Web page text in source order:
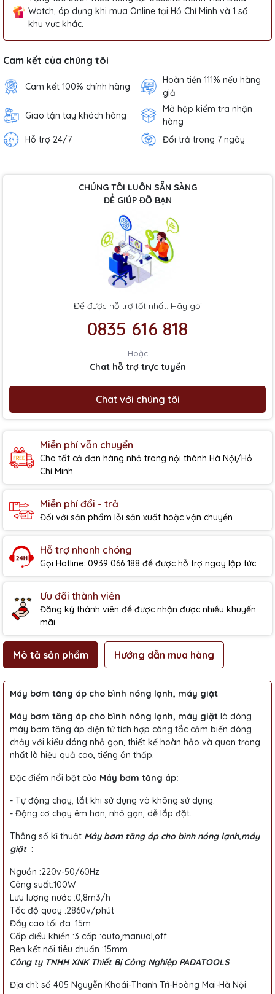
Watch, áp dụng khi mua Online tại Hồ Chí Minh và 1 số
khu vực khác.
Cam kết của chúng tôi
Cam kết 100% chính hãng
Hoàn tiền 111% nếu hàng
giả
Giao tận tay khách hàng
Mở hộp kiểm tra nhận
hàng
Hỗ trợ 24/7
Đổi trả trong 7 ngày
CHÚNG TÔI LUÔN SẴN SÀNG
ĐỂ GIÚP ĐỠ BẠN
Để được hỗ trợ tốt nhất. Hãy gọi
0835 616 818
Hoặc
Chat hỗ trợ trực tuyến
Chat với chúng tôi
Miễn phí vẫn chuyển
Cho tất cả đơn hàng nhỏ trong nội thành Hà Nội/Hồ
Chí Minh
Miễn phí đổi - trả
Đối với sản phẩm lỗi sản xuất hoặc vận chuyển
Hỗ trợ nhanh chóng
Gọi Hotline: 0939 066 188 để được hỗ trợ ngay lập tức
Ưu đãi thành viên
Đăng ký thành viên để được nhận được nhiều khuyến
mãi
Mô tả sản phẩm Hướng dẫn mua hàng
Máy bơm tăng áp cho bình nóng lạnh, máy giặt
Máy bơm tăng áp cho bình nóng lạnh, máy giặt là dòng
máy bơm tăng áp điện tử tích hợp công tắc cảm biến dòng
chảy với kiểu dáng nhỏ gọn, thiết kế hoàn hảo và quan trọng
nhất là hiệu quả cao, tiếng ồn thấp.
Đặc điểm nổi bật của Máy bơm tăng áp:
- Tự động chạy, tắt khi sử dụng và không sử dụng.
- Động cơ chạy êm hơn, nhỏ gọn, dễ lắp đặt.
Thông số kĩ thuật Máy bơm tăng áp cho bình nóng lạnh,máy
giặt:
Nguồn :220v-50/60Hz
Công suất:100W
Lưu lượng nước :0,8m3/h
Tốc độ quay :2860v/phút
Đẩy cao tối đa :15m
Cấp điểu khiển :3 cấp :auto,manual,off
Ren kết nối tiêu chuẩn :15mm
Công ty TNHH XNK Thiết Bị Công Nghiệp PADATOOLS
Địa chỉ: số 405 Nguyễn Khoái-Thanh Trì-Hoàng Mai-Hà Nội